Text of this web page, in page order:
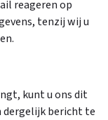
reageren op
tenzij wij u
kunt u ons dit
dergelijk bericht te